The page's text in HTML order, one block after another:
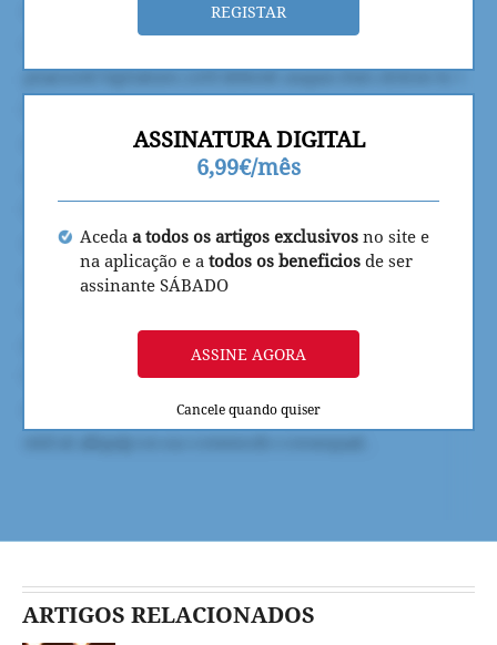
REGISTAR
ASSINATURA DIGITAL
6,99€/mês
Aceda a todos os artigos exclusivos no site e
na aplicação e a todos os beneficios de ser
assinante SÁBADO
ASSINE AGORA
Cancele quando quiser
ARTIGOS RELACIONADOS